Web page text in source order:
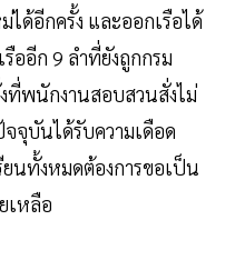
ด้อีกครั้ง และออกเรือได้
ออีก 9 ลำที่ยังถูกกรม
ที่พนักงานสอบสวนสั่งไม่
จจุบันได้รับความเดือด
ยนทั้งหมดต้องการขอเป็น
เหลือ